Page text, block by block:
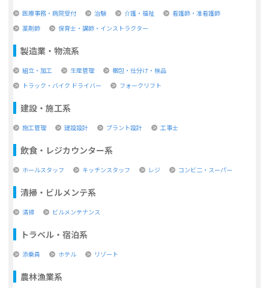
医療事務・病院受付 治験 介護・福祉
看護師・准看護師
薬剤師
保育士・講師・インストラクター
製造業・物流系
組立・加工 生産管理
梱包・仕分け・検品
トラック・バイク ドライバー
フォークリフト
建設・施工系
施工管理 建設設計 プラント設計 工事士
飲食・レジカウンター系
ホールスタッフ キッチンスタッフ レジ コンビ二・スーパー
清掃・ビルメンテ系
清掃 ビルメンテナンス
トラベル・宿泊系
添乗員 ホテル リゾート
農林漁業系